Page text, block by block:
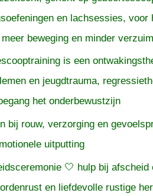
en lachsessies, voor
beweging en minder verzuim
is een
en jeugdtrauma,
het onderbewustzijn
bij rouw, verzorging en
uitputting
🤍 hulp bij afscheid
en liefdevolle rustige